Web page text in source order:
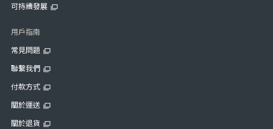
可持續發展
用戶指南
常見問題
聯繫我們
付款方式
關於運送
關於退貨